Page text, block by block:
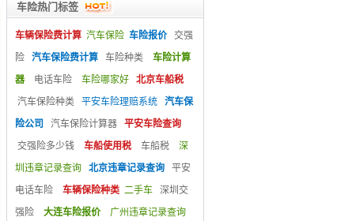
车险热门标签
车辆保险费计算 汽车保险 车险报价
交强
险
汽车保险费计算 车险种类
车险计算
器
电话车险 车险哪家好
北京车船税
汽车保险种类
平安车险理赔系统
汽车保
险公司
汽车保险计算器
平安车险查询
交强险多少钱
车船使用税 车船税
深
圳违章记录查询
北京违章记录查询
平安
电话车险
车辆保险种类 二手车
深圳交
强险
大连车险报价
广州违章记录查询